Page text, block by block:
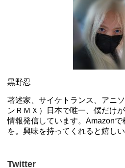
黒野忍
著述家、サイケトランス、アニ
ンＲＭＸ）日本で唯一、僕だけ
情報発信しています。Amazon
を。興味を持ってくれると嬉しい
Twitter